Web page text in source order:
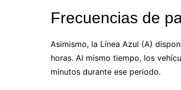
Frecuencias de
Asimismo, la Línea Azul (A)
horas. Al mismo tiempo, los
minutos durante ese periodo.